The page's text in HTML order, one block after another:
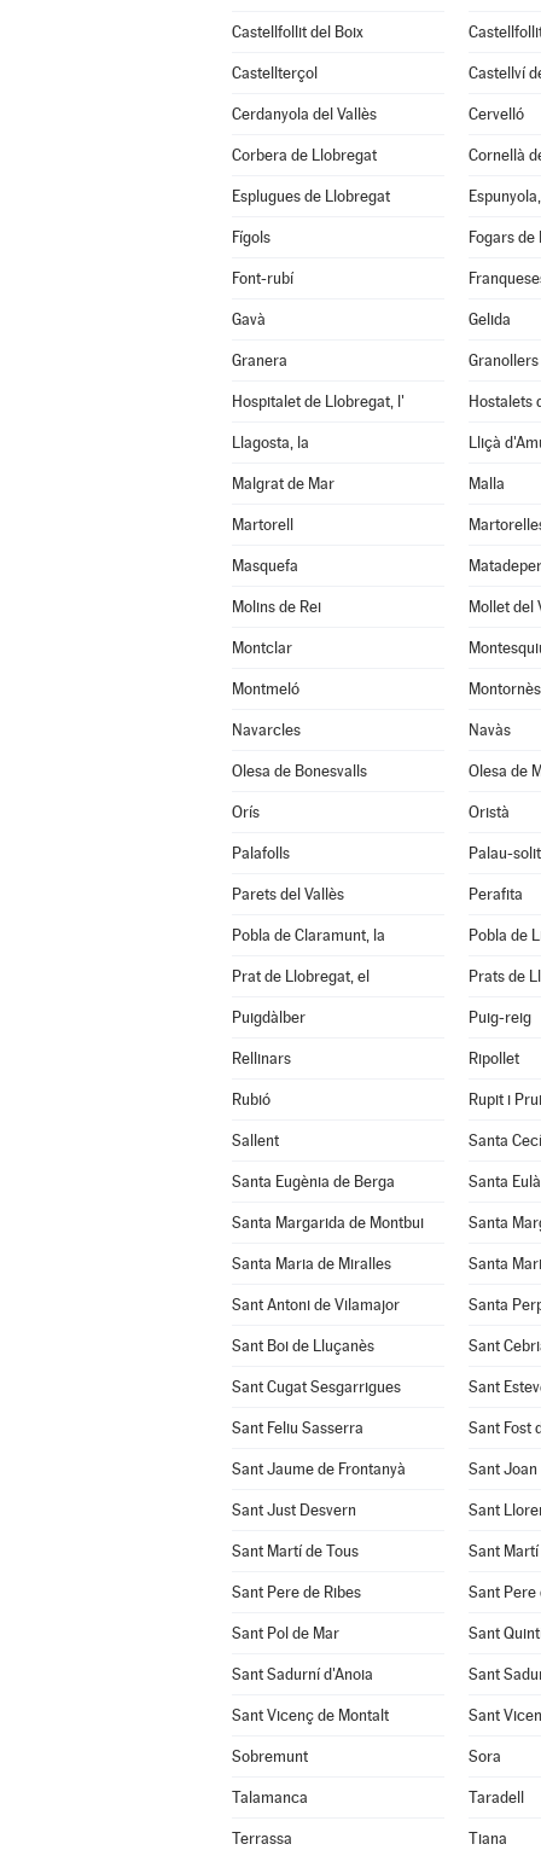
Castellfollit del Boix
Castellterçol Castellví
Cerdanyola del Vallès Cervelló
Corbera de Llobregat Cornellà
Esplugues de Llobregat
Fígols Fogars de
Font-rubí
Gavà Gelida
Granera Granollers
Hospitalet de Llobregat, l' Hostalets
Llagosta, la Lliçà
Malgrat de Mar Malla
Martorell
Masquefa
Molins de Rei Mollet del
Montclar
Montmeló
Navarcles Navàs
Olesa de Bonesvalls Olesa de
Orís Oristà
Palafolls Palau-
Parets del Vallès Perafita
Pobla de Claramunt, la Pobla de
Prat de Llobregat, el Prats de
Puigdàlber Puig-reig
Rellinars Ripollet
Rubió Rupit i
Sallent Santa
Santa Eugènia de Berga Santa
Santa Margarida de Montbui Santa
Santa Maria de Miralles Santa
Sant Antoni de Vilamajor Santa
Sant Boi de Lluçanès Sant
Sant Cugat Sesgarrigues Sant
Sant Feliu Sasserra Sant Fost
Sant Jaume de Frontanyà Sant Joan
Sant Just Desvern Sant
Sant Martí de Tous Sant
Sant Pere de Ribes Sant Pere
Sant Pol de Mar Sant
Sant Sadurní d'Anoia Sant
Sant Vicenç de Montalt Sant
Sobremunt Sora
Talamanca Taradell
Terrassa Tiana